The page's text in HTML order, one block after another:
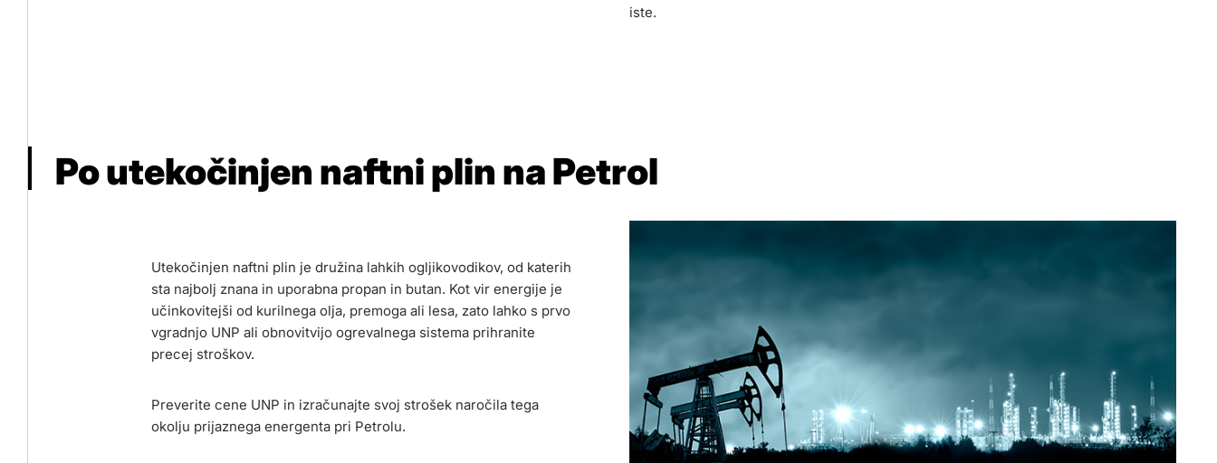
iste.
Po utekočinjen naftni plin na Petrol
Utekočinjen naftni plin je družina lahkih ogljikovodikov, od katerih
sta najbolj znana in uporabna propan in butan. Kot vir energije je
učinkovitejši od kurilnega olja, premoga ali lesa, zato lahko s prvo
vgradnjo UNP ali obnovitvijo ogrevalnega sistema prihranite
precej stroškov.
Preverite cene UNP in izračunajte svoj strošek naročila tega
okolju prijaznega energenta pri Petrolu.